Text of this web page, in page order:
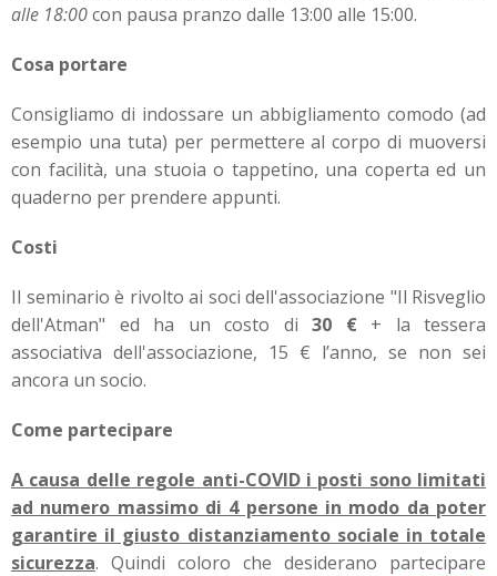
alle 18:00con pausa pranzo dalle 13:00 alle 15:00.
Cosa portare
Consigliamo di indossare un abbigliamento comodo (ad
esempio una tuta) per permettere al corpo di muoversi
con facilità, una stuoia o tappetino, una coperta ed un
quaderno per prendere appunti.
Costi
Il seminario è rivolto ai soci dell'associazione "Il Risveglio
dell'Atman" ed ha un costo di 30 €+ la tessera
associativa dell'associazione, 15 € l’anno, se non sei
ancora un socio.
Come partecipare
A causa delle regole anti-COVID i posti sono limitati
ad numero massimo di 4 persone in modo da poter
garantire il giusto distanziamento sociale in totale
sicurezza. Quindi coloro che desiderano partecipare